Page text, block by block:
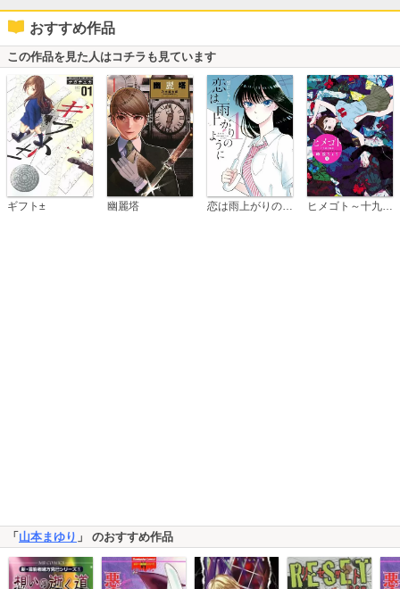
おすすめ作品
この作品を見た人はコチラも見ています
ギフト± 幽麗塔 ヒメゴト～十九歳の制服～
「山本まゆり 」 のおすすめ作品